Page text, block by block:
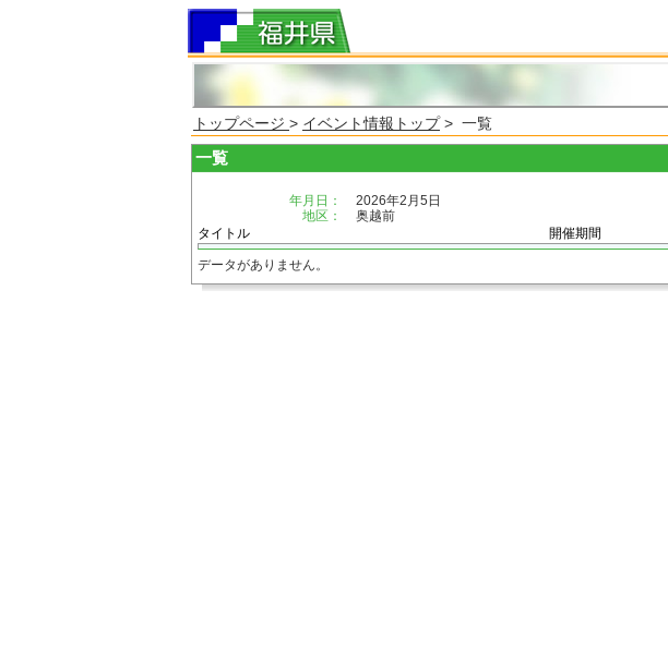
トップページ > イベント情報トップ> 一覧
一覧
年月日：
2026年2月5日
地区：
奥越前
タイトル
開催期間
データがありません。